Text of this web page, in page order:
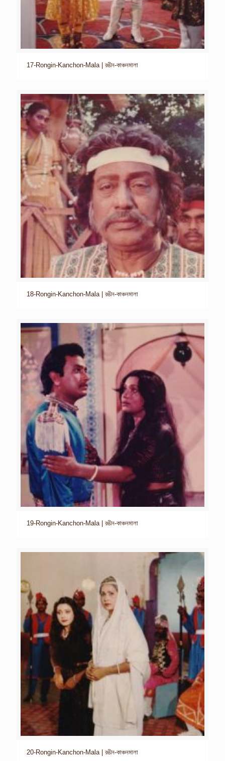
17-Rongin-Kanchon-Mala | রঙীন-কাঞ্চনমালা
18-Rongin-Kanchon-Mala | রঙীন-কাঞ্চনমালা
19-Rongin-Kanchon-Mala | রঙীন-কাঞ্চনমালা
20-Rongin-Kanchon-Mala | রঙীন-কাঞ্চনমালা